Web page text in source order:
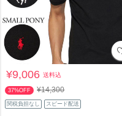
¥9,006送料込
37%OFF ¥14,300
関税負担なし スピード配送